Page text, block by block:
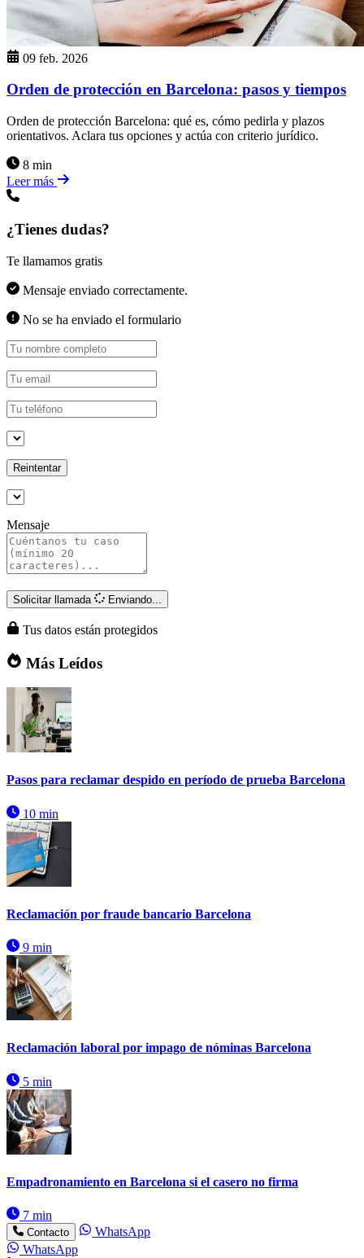
09 feb. 2026
Orden de protección en Barcelona: pasos y tiempos
Orden de protección Barcelona: qué es, cómo pedirla y plazos
orientativos. Aclara tus opciones y actúa con criterio jurídico.
8 min
Leer más
¿Tienes dudas?
Te llamamos gratis
Mensaje enviado correctamente.
No se ha enviado el formulario
Reintentar
Mensaje
Solicitar llamada Enviando...
Tus datos están protegidos
Más Leídos
Pasos para reclamar despido en período de prueba Barcelona
10 min
Reclamación por fraude bancario Barcelona
9 min
Reclamación laboral por impago de nóminas Barcelona
5 min
Empadronamiento en Barcelona si el casero no firma
7 min
Contacto
WhatsApp
WhatsApp